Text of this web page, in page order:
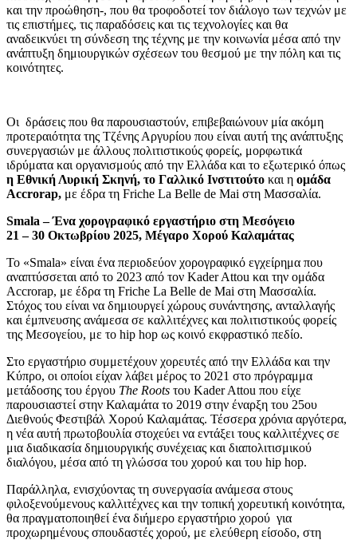
και την προώθηση-, που θα τροφοδοτεί τον διάλογο των τεχνών με
τις επιστήμες, τις παραδόσεις και τις τεχνολογίες και θα
αναδεικνύει τη σύνδεση της τέχνης με την κοινωνία μέσα από την
ανάπτυξη δημιουργικών σχέσεων του θεσμού με την πόλη και τις
κοινότητες.
Οι δράσεις που θα παρουσιαστούν, επιβεβαιώνουν μία ακόμη
προτεραιότητα της Τζένης Αργυρίου που είναι αυτή της ανάπτυξης
συνεργασιών με άλλους πολιτιστικούς φορείς, μορφωτικά
ιδρύματα και οργανισμούς από την Ελλάδα και το εξωτερικό όπως
η Εθνική Λυρική Σκηνή, το Γαλλικό Ινστιτούτο και η ομάδα
Accrorap, με έδρα τη Friche La Belle de Mai στη Μασσαλία.
Smala – Ένα χορογραφικό εργαστήριο στη Μεσόγειο
21 – 30 Οκτωβρίου 2025, Μέγαρο Χορού Καλαμάτας
Το «Smala» είναι ένα περιοδεύον χορογραφικό εγχείρημα που
αναπτύσσεται από το 2023 από τον Kader Attou και την ομάδα
Accrorap, με έδρα τη Friche La Belle de Mai στη Μασσαλία.
Στόχος του είναι να δημιουργεί χώρους συνάντησης, ανταλλαγής
και έμπνευσης ανάμεσα σε καλλιτέχνες και πολιτιστικούς φορείς
της Μεσογείου, με το hip hop ως κοινό εκφραστικό πεδίο.
Στο εργαστήριο συμμετέχουν χορευτές από την Ελλάδα και την
Κύπρο, οι οποίοι είχαν λάβει μέρος το 2021 στο πρόγραμμα
μετάδοσης του έργου The Roots του Kader Attou που είχε
παρουσιαστεί στην Καλαμάτα το 2019 στην έναρξη του 25ου
Διεθνούς Φεστιβάλ Χορού Καλαμάτας. Τέσσερα χρόνια αργότερα,
η νέα αυτή πρωτοβουλία στοχεύει να εντάξει τους καλλιτέχνες σε
μια διαδικασία δημιουργικής συνέχειας και διαπολιτισμικού
διαλόγου, μέσα από τη γλώσσα του χορού και του hip hop.
Παράλληλα, ενισχύοντας τη συνεργασία ανάμεσα στους
φιλοξενούμενους καλλιτέχνες και την τοπική χορευτική κοινότητα,
θα πραγματοποιηθεί ένα διήμερο εργαστήριο χορού για
προχωρημένους σπουδαστές χορού, με ελεύθερη είσοδο, στη